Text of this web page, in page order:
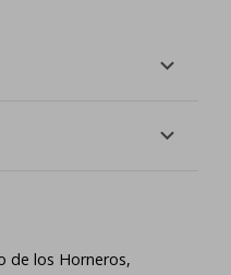
de los Horneros,